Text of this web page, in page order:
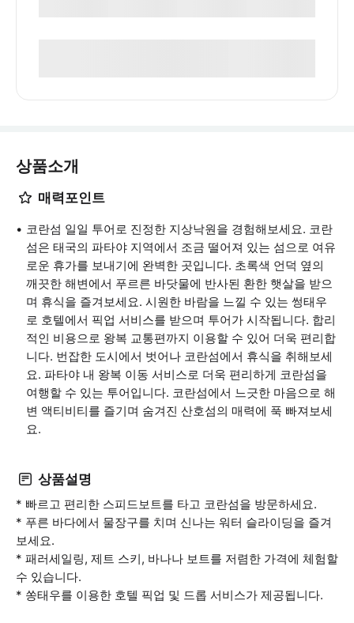
상품소개
매력포인트
코란섬 일일 투어로 진정한 지상낙원을 경험해보세요. 코란
섬은 태국의 파타야 지역에서 조금 떨어져 있는 섬으로 여유
로운 휴가를 보내기에 완벽한 곳입니다. 초록색 언덕 옆의
깨끗한 해변에서 푸르른 바닷물에 반사된 환한 햇살을 받으
며 휴식을 즐겨보세요. 시원한 바람을 느낄 수 있는 썽태우
로 호텔에서 픽업 서비스를 받으며 투어가 시작됩니다. 합리
적인 비용으로 왕복 교통편까지 이용할 수 있어 더욱 편리합
니다. 번잡한 도시에서 벗어나 코란섬에서 휴식을 취해보세
요. 파타야 내 왕복 이동 서비스로 더욱 편리하게 코란섬을
여행할 수 있는 투어입니다. 코란섬에서 느긋한 마음으로 해
변 액티비티를 즐기며 숨겨진 산호섬의 매력에 푹 빠져보세
요.
상품설명
* 빠르고 편리한 스피드보트를 타고 코란섬을 방문하세요.
* 푸른 바다에서 물장구를 치며 신나는 워터 슬라이딩을 즐겨
보세요.
* 패러세일링, 제트 스키, 바나나 보트를 저렴한 가격에 체험할
수 있습니다.
* 쏭태우를 이용한 호텔 픽업 및 드롭 서비스가 제공됩니다.